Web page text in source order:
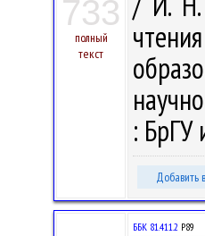
733
полный
текст
: БрГУ
Добавить
ББК 81.411.2 Р89